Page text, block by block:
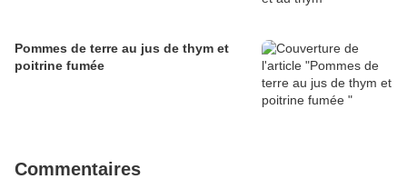
Pommes de terre au jus de thym et
poitrine fumée
Commentaires